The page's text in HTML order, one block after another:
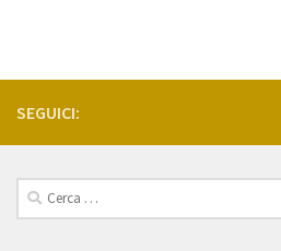
SEGUICI:
Ricerca
per: